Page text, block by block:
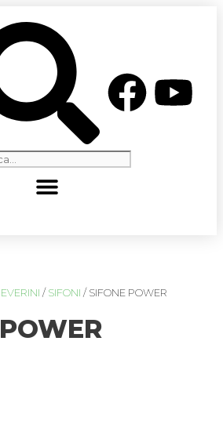
/ SIFONI / SIFONE POWER